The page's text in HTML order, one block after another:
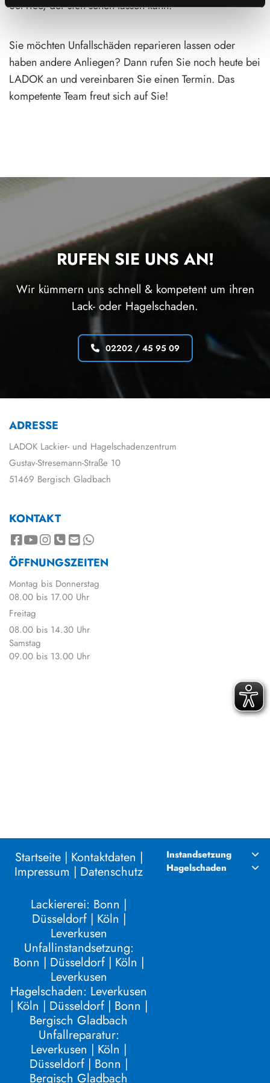
Service, der sich sehen lassen kann!
Sie möchten Unfallschäden reparieren lassen oder
haben andere Anliegen? Dann rufen Sie noch heute bei
LADOK an und vereinbaren Sie einen Termin. Das
kompetente Team freut sich auf Sie!
RUFEN SIE UNS AN!
Wir kümmern uns schnell & kompetent um ihren
Lack- oder Hagelschaden.
02202 / 45 95 09
ADRESSE
LADOK Lackier- und Hagelschadenzentrum
Gustav-Stresemann-Straße 10
51469 Bergisch Gladbach
KONTAKT
ÖFFNUNGSZEITEN
Montag bis Donnerstag
08.00 bis 17.00 Uhr
Freitag
08.00 bis 14.30 Uhr
Samstag
09.00 bis 13.00 Uhr
Startseite| Kontaktdaten |
Impressum | Datenschutz
Lackiererei: Bonn |
Düsseldorf| Köln |
Leverkusen
Unfallinstandsetzung:
Bonn | Düsseldorf | Köln |
Leverkusen
Hagelschaden: Leverkusen
| Köln | Düsseldorf| Bonn |
Bergisch Gladbach
Unfallreparatur:
Leverkusen | Köln |
Düsseldorf | Bonn |
Bergisch Gladbach
Instandsetzung
Hagelschaden